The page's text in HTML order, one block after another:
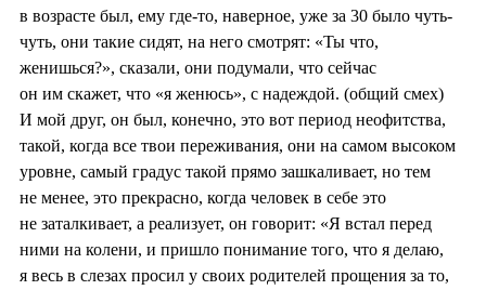
в возрасте был, ему где-то, наверное, уже за 30 было чуть-
чуть, они такие сидят, на него смотрят: «Ты что,
женишься?», сказали, они подумали, что сейчас
он им скажет, что «я женюсь», с надеждой. (общий смех)
И мой друг, он был, конечно, это вот период неофитства,
такой, когда все твои переживания, они на самом высоком
уровне, самый градус такой прямо зашкаливает, но тем
не менее, это прекрасно, когда человек в себе это
не заталкивает, а реализует, он говорит: «Я встал перед
ними на колени, и пришло понимание того, что я делаю,
я весь в слезах просил у своих родителей прощения за то,